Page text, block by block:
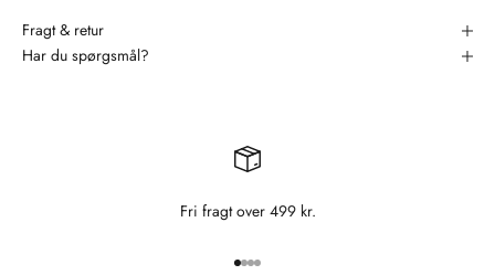
Fragt & retur
Har du spørgsmål?
Fri fragt over 499 kr.